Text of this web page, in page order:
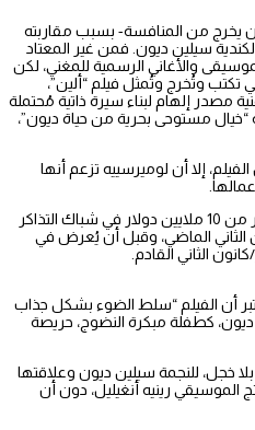
يخرج من المنافسة- بسبب مقاربته
سيلين ديون. فمن غير المعتاد
والأغاني الرسمية للمغني، لكن
وتُخرج وتُمثل فيلم “ألين”،
مصدر إلهام لبناء سيرة ذاتية مُحتملة
“خيال مستوحى بحرية من حياة ديون”،
إلا أن لوميرسييه تزعم أنها
لكن هذا لم يمنع أن يحقق الفيلم أكثر من 10 ملايين دولار في شباك التذاكر
الماضي، وقبل أن يُعرض في
أن الفيلم “سلط الضوء بشكل جذاب
كطفلة مبكرة النضوج، حريصة
بلا خجل، للنجمة سيلين ديون وعلاقتها
الموسيقي رينيه أنغيليل، دون أن